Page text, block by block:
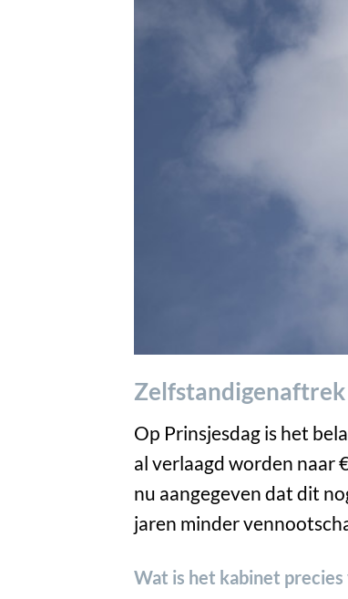
Zelfstandigenaftrek
Op Prinsjesdag is het
al verlaagd worden naar
nu aangegeven dat dit
jaren minder
Wat is het kabinet